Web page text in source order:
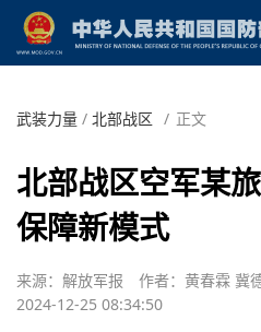
武装力量 / 北部战区 / 正文
北部战区空军某
保障新模式
来源：解放军报 作者：黄春霖 冀
2024-12-25 08:34:50